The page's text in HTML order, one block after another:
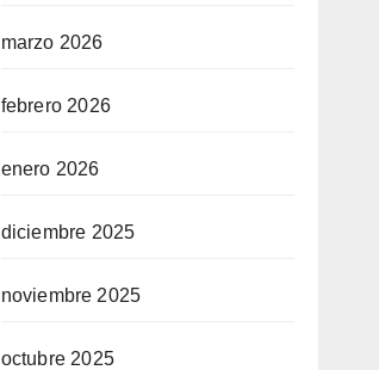
marzo 2026
febrero 2026
enero 2026
diciembre 2025
noviembre 2025
octubre 2025